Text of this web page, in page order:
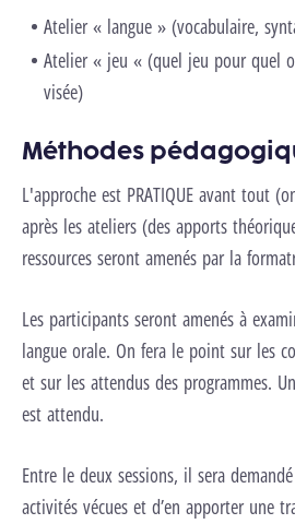
Atelier « langue » (vocabulaire,
Atelier « jeu « (quel jeu pour quel
visée)
Méthodes
L'approche est PRATIQUE avant tout
après les ateliers (des apports
ressources seront amenés par la
Les participants seront amenés à
langue orale. On fera le point sur les
et sur les attendus des programmes.
est attendu.
Entre le deux sessions, il sera
activités vécues et d’en apporter une